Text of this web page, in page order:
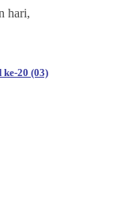
hari,
ke-20 (03)